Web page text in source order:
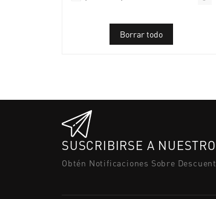
Borrar todo
SUSCRIBIRSE A
Obtén Notificaciones Sobre